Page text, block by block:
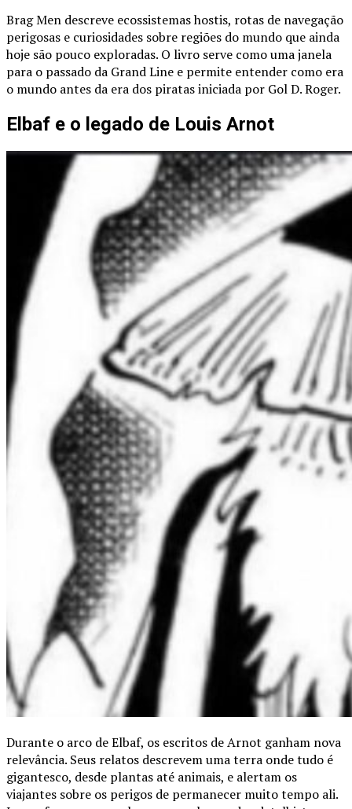
Brag Men descreve ecossistemas hostis, rotas de navegação
perigosas e curiosidades sobre regiões do mundo que ainda
hoje são pouco exploradas. O livro serve como uma janela
para o passado da Grand Line e permite entender como era
o mundo antes da era dos piratas iniciada por Gol D. Roger.
Elbaf e o legado de Louis Arnot
Durante o arco de Elbaf, os escritos de Arnot ganham nova
relevância. Seus relatos descrevem uma terra onde tudo é
gigantesco, desde plantas até animais, e alertam os
viajantes sobre os perigos de permanecer muito tempo ali.